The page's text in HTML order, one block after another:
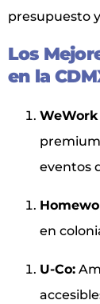
presupuesto
Los
en la
eventos
en
U-Co: